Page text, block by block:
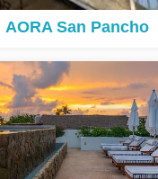
AORA San Pancho